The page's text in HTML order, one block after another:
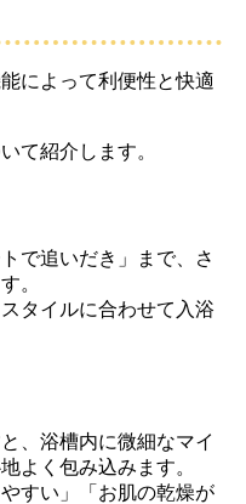
によって利便性と快適
て紹介します。
で追いだき」まで、さ
。
タイルに合わせて入浴
、浴槽内に微細なマイ
よく包み込みます。
すい」「お肌の乾燥が